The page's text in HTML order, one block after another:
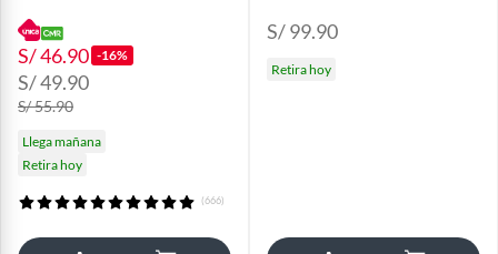
S/ 46.90 -16%
S/ 49.90
S/ 55.90
Llega mañana
Retira hoy
(666)
S/ 99.90
Retira hoy